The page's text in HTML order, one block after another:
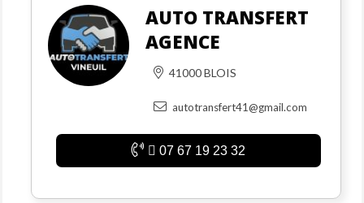
AUTO TRANSFERT
AGENCE
41000 BLOIS
autotransfert41@gmail.com
07 67 19 23 32